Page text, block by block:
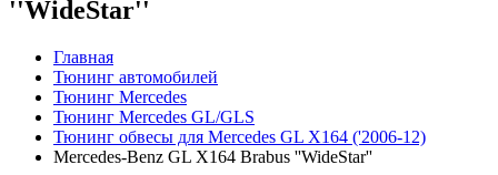
''WideStar''
Главная
Тюнинг автомобилей
Тюнинг Mercedes
Тюнинг Mercedes GL/GLS
Тюнинг обвесы для Mercedes GL X164 ('2006-12)
Mercedes-Benz GL X164 Brabus ''WideStar''